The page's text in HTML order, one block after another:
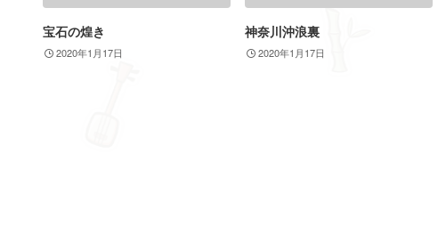
宝石の煌き
2020年1月17日
神奈川沖浪裏
2020年1月17日